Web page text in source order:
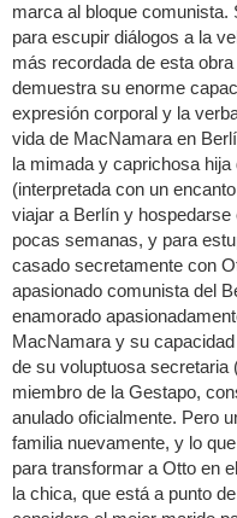
marca al bloque
para escupir diálogos a la
más recordada de esta
demuestra su enorme
expresión corporal y la
vida de MacNamara en
la mimada y caprichosa
(interpretada con un
viajar a Berlín y
pocas semanas, y para
casado secretamente con
apasionado comunista del
enamorado
MacNamara y su
de su voluptuosa secretaria
miembro de la Gestapo,
anulado oficialmente. Pero
familia nuevamente, y lo
para transformar a Otto en
la chica, que está a punto